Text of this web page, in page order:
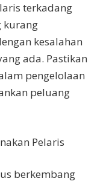
terkadang
kurang
kesalahan
ada. Pastikan
pengelolaan
peluang
Pelaris
berkembang